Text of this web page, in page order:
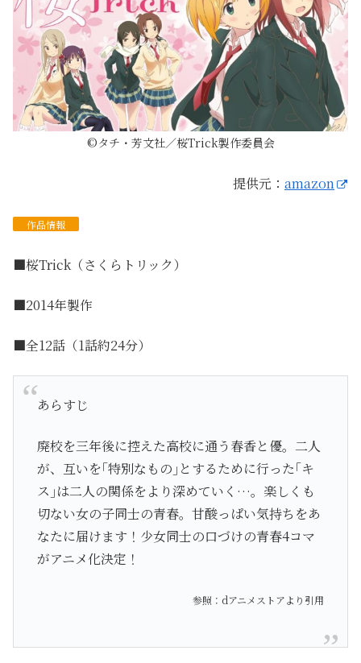
©タチ・芳文社／桜Trick製作委員会
提供元： amazon
作品情報
■桜Trick（さくらトリック）
■2014年製作
■全12話（1話約24分）
あらすじ
廃校を三年後に控えた高校に通う春香と優。二人
が、互いを｢特別なもの｣とするために行った｢キ
ス｣は二人の関係をより深めていく…。楽しくも
切ない女の子同士の青春。甘酸っぱい気持ちをあ
なたに届けます！少女同士の口づけの青春4コマ
がアニメ化決定！
参照：dアニメストアより引用